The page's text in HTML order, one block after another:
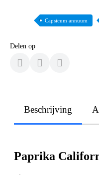
Capsicum annuum
Delen op
Beschrijving
Paprika